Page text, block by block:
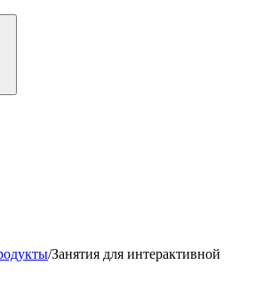
/Занятия для интерактивной